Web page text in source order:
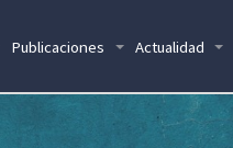
Publicaciones Actualidad